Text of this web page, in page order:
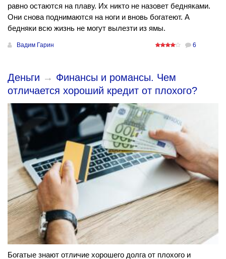
равно остаются на плаву. Их никто не назовет бедняками.
Они снова поднимаются на ноги и вновь богатеют. А
бедняки всю жизнь не могут вылезти из ямы.
Вадим Гарин 6
Деньги → Финансы и романсы. Чем
отличается хороший кредит от плохого?
Богатые знают отличие хорошего долга от плохого и